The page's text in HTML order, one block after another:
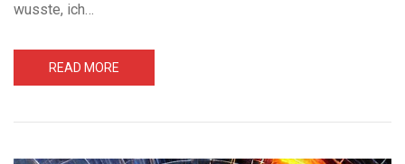
wusste, ich…
READ MORE